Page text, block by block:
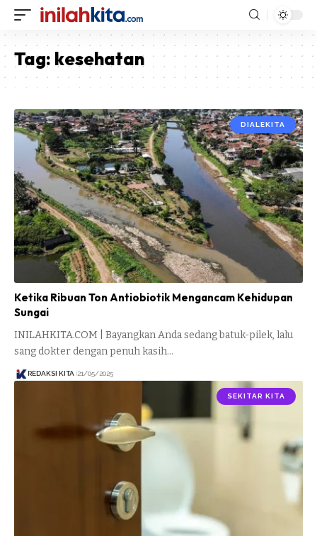
Tag: kesehatan
DIALEKITA
Ketika Ribuan Ton Antiobiotik Mengancam Kehidupan
Sungai
INILAHKITA.COM | Bayangkan Anda sedang batuk-pilek, lalu
sang dokter dengan penuh kasih…
REDAKSI KITA 21/05/2025
SEKITAR KITA